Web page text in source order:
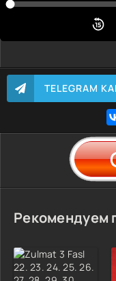
TELEGRAM
Рекомендуем